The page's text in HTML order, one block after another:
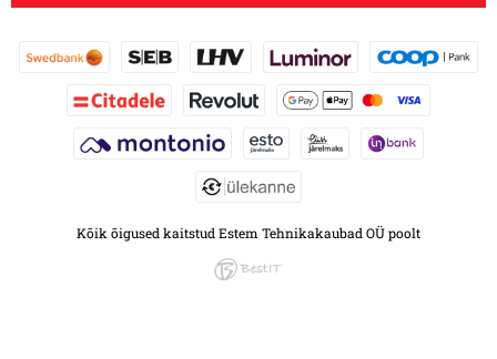
Kõik õigused kaitstud Estem Tehnikakaubad OÜ poolt